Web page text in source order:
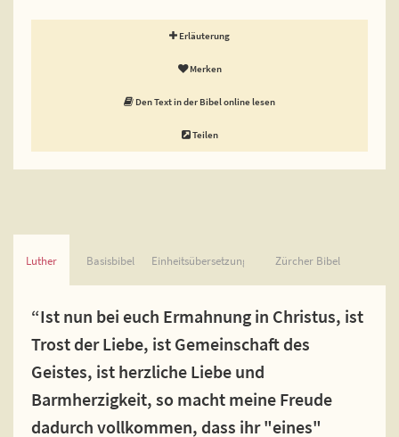
Erläuterung
Merken
Den Text in der Bibel online lesen
Teilen
Luther Basisbibel Einheitsübersetzung Zürcher Bibel
“Ist nun bei euch Ermahnung in Christus, ist
Trost der Liebe, ist Gemeinschaft des
Geistes, ist herzliche Liebe und
Barmherzigkeit, so macht meine Freude
dadurch vollkommen, dass ihr "eines"